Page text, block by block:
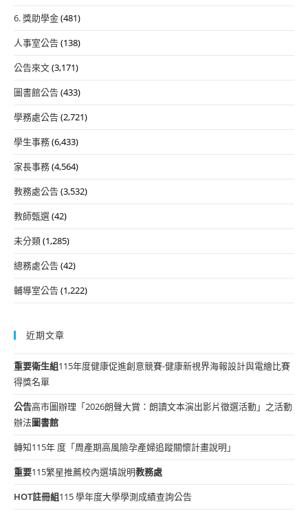
6. 獎助學金(481)
人事室公告(138)
公告來文(3,171)
圖書館公告(433)
學務處公告(2,721)
學生事務(6,433)
家長事務(4,564)
教務處公告(3,532)
教師甄選(42)
未分類(1,285)
總務處公告(42)
輔導室公告(1,222)
近期文章
重要衛生組115年度健康促進創意競賽-健康新視界海報設計與電繪比賽
得獎名單
公告高市圖辦理「2026朗聲大賞：朗讀文本演出影片徵選活動」之活動
辦法圖書館
轉知115年 度「周產期高風險孕產婦追蹤關懷計畫說明」
重要115繁星推薦校內選填說明教務處
HOT註冊組115 學年度大學學測成績查詢公告